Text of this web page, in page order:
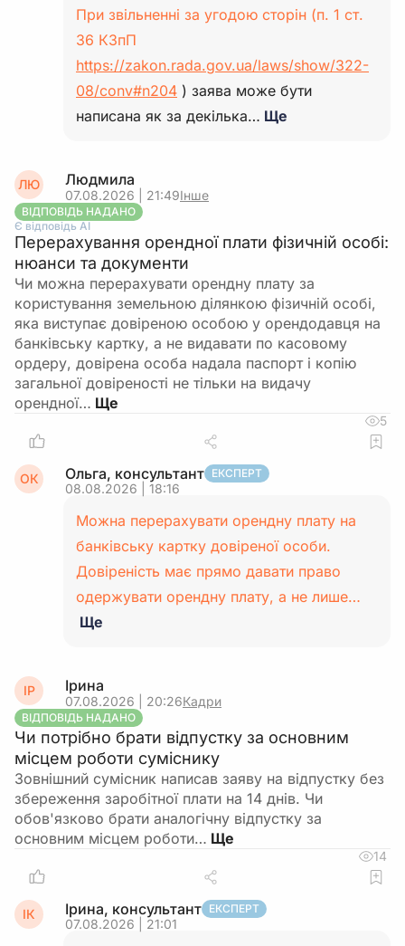
При звільненні за угодою сторін (п. 1 ст.
36 КЗпП
https://zakon.rada.gov.ua/laws/show/322-
08/conv#n204 ) заява може бути
написана як за декілька… Ще
ЛЮ Людмила
07.08.2026 | 21:49Інше
ВІДПОВІДЬ НАДАНО
Є відповідь АІ
Перерахування орендної плати фізичній особі:
нюанси та документи
Чи можна перерахувати орендну плату за
користування земельною ділянкою фізичній особі,
яка виступає довіреною особою у орендодавця на
банківську картку, а не видавати по касовому
ордеру, довірена особа надала паспорт і копію
загальної довіреності не тільки на видачу
орендної…
5
ОК Ольга, консультант ЕКСПЕРТ
08.08.2026 | 18:16
Можна перерахувати орендну плату на
банківську картку довіреної особи.
Довіреність має прямо давати право
одержувати орендну плату, а не лише…
Ще
ІР Ірина
07.08.2026 | 20:26Кадри
ВІДПОВІДЬ НАДАНО
Чи потрібно брати відпустку за основним
місцем роботи суміснику
Зовнішний сумісник написав заяву на відпустку без
збереження заробітної плати на 14 днів. Чи
обов'язково брати аналогічну відпустку за
основним місцем роботи…
14
ІК Ірина, консультант ЕКСПЕРТ
07.08.2026 | 21:01